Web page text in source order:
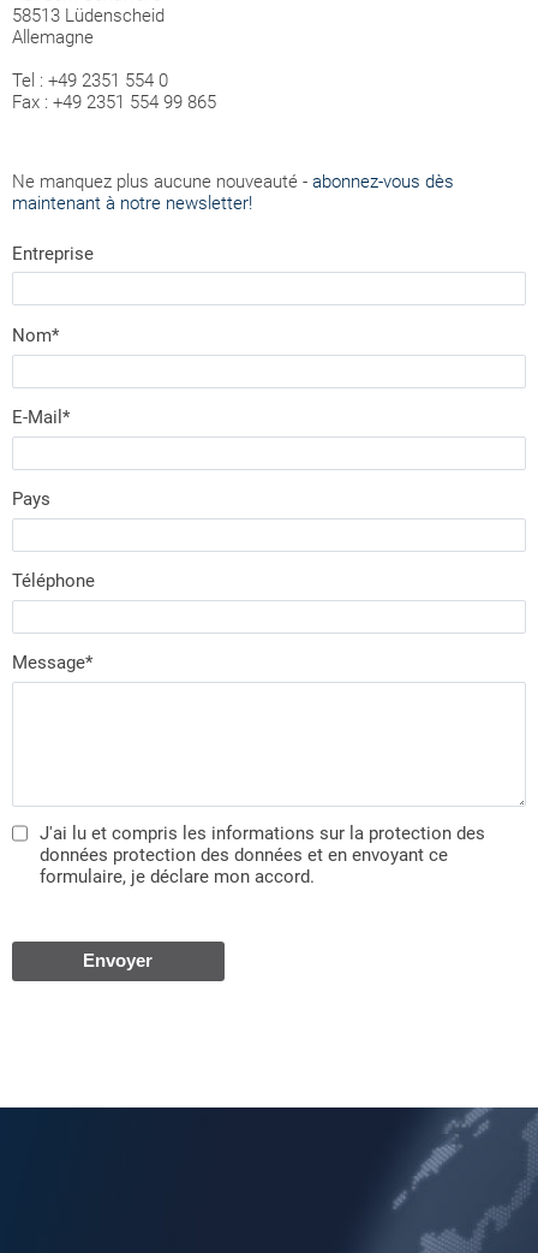
58513 Lüdenscheid
Allemagne
Tel : +49 2351 554 0
Fax : +49 2351 554 99 865
Ne manquez plus aucune nouveauté - abonnez-vous dès
maintenant à notre newsletter!
Entreprise
Nom*
E-Mail*
Pays
Téléphone
Message*
J'ai lu et compris les informations sur la protection des
données protection des données et en envoyant ce
formulaire, je déclare mon accord.